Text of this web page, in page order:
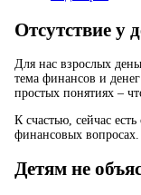
Отсутствие у
Для нас взрослых
тема финансов и
простых понятиях –
К счастью, сейчас
финансовых вопросах.
Детям не